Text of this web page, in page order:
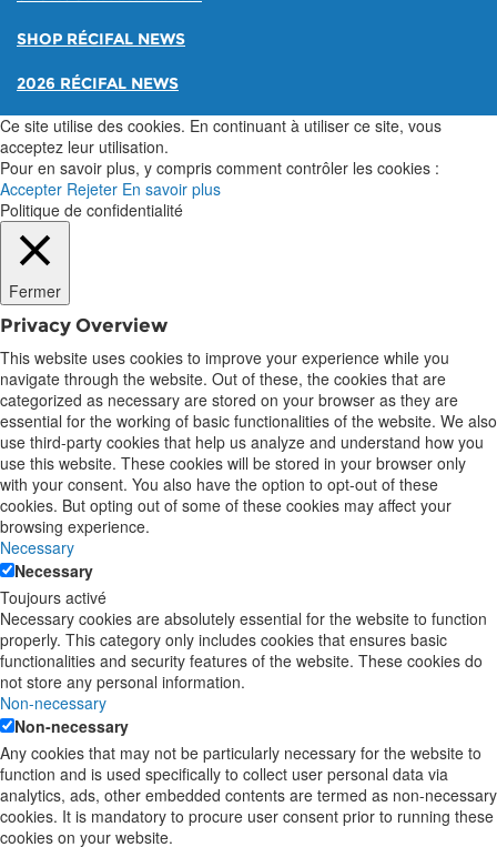
SHOP RÉCIFAL NEWS
2026 RÉCIFAL NEWS
Ce site utilise des cookies. En continuant à utiliser ce site, vous
acceptez leur utilisation.
Pour en savoir plus, y compris comment contrôler les cookies :
Accepter Rejeter En savoir plus
Politique de confidentialité
Fermer
Privacy Overview
This website uses cookies to improve your experience while you
navigate through the website. Out of these, the cookies that are
categorized as necessary are stored on your browser as they are
essential for the working of basic functionalities of the website. We also
use third-party cookies that help us analyze and understand how you
use this website. These cookies will be stored in your browser only
with your consent. You also have the option to opt-out of these
cookies. But opting out of some of these cookies may affect your
browsing experience.
Necessary
Necessary
Toujours activé
Necessary cookies are absolutely essential for the website to function
properly. This category only includes cookies that ensures basic
functionalities and security features of the website. These cookies do
not store any personal information.
Non-necessary
Non-necessary
Any cookies that may not be particularly necessary for the website to
function and is used specifically to collect user personal data via
analytics, ads, other embedded contents are termed as non-necessary
cookies. It is mandatory to procure user consent prior to running these
cookies on your website.